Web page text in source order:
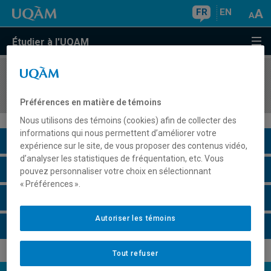
FR EN
Étudier à l'UQAM
COURS//
Description du cours
Horaire - Été 2026
Préférences en matière de témoins
Nous utilisons des témoins (cookies) afin de collecter des
informations qui nous permettent d’améliorer votre
expérience sur le site, de vous proposer des contenus vidéo,
d’analyser les statistiques de fréquentation, etc. Vous
pouvez personnaliser votre choix en sélectionnant
« Préférences ».
Tout refuser
Autoriser les témoins